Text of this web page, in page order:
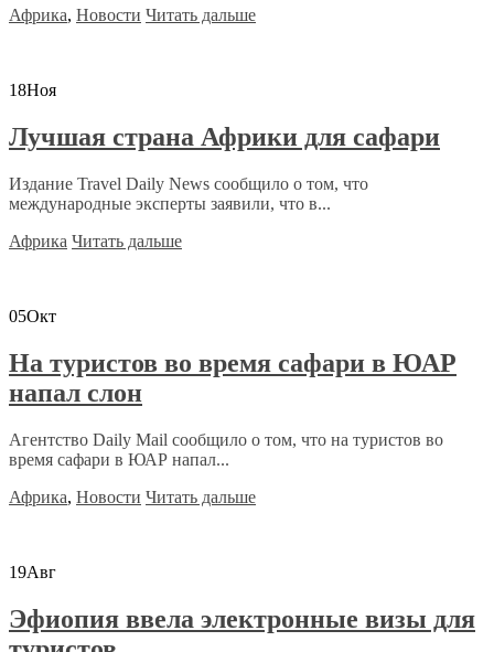
Африка, Новости Читать дальше
18Ноя
Лучшая страна Африки для сафари
Издание Travel Daily News сообщило о том, что
международные эксперты заявили, что в...
Африка Читать дальше
05Окт
На туристов во время сафари в ЮАР
напал слон
Агентство Daily Mail сообщило о том, что на туристов во
время сафари в ЮАР напал...
Африка, Новости Читать дальше
19Авг
Эфиопия ввела электронные визы для